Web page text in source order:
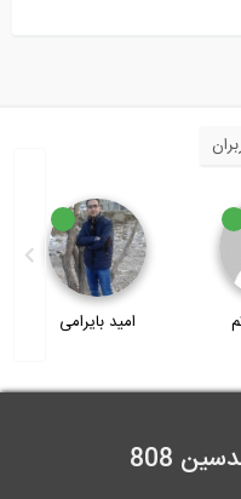
امید بایرامی
808